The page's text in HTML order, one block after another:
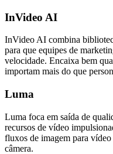
InVideo AI
InVideo AI combina
para que equipes de
velocidade. Encaixa bem
importam mais do que
Luma
Luma foca em saída de
recursos de vídeo
fluxos de imagem para
câmera.